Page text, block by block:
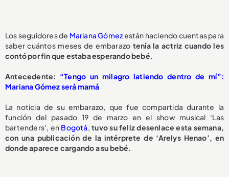
Los seguidores de Mariana Gómezestán haciendo cuentas para
saber cuántos meses de embarazo tenía la actriz cuando les
contó por fin que estaba esperando bebé.
Antecedente: “Tengo un milagro latiendo dentro de mí”:
Mariana Gómez será mamá
La noticia de su embarazo, que fue compartida durante la
función del pasado 19 de marzo en el show musical ‘Las
bartenders’, en Bogotá,tuvo su feliz desenlace esta semana,
con una publicación de la intérprete de ‘Arelys Henao’, en
donde aparece cargando a su bebé.